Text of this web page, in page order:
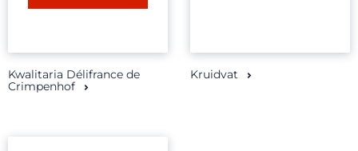
Kwalitaria Délifrance de
Crimpenhof
Kruidvat